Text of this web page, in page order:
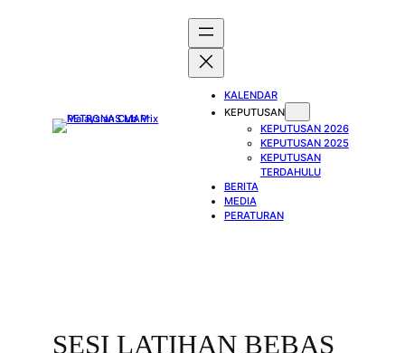
KALENDAR
KEPUTUSAN
KEPUTUSAN 2026
KEPUTUSAN 2025
KEPUTUSAN
TERDAHULU
BERITA
MEDIA
PERATURAN
SESI LATIHAN BEBAS